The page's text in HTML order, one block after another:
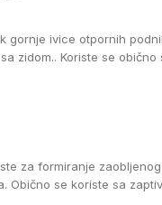
gornje ivice otpornih
zidom.. Koriste se obično
za formiranje
Obično se koriste sa